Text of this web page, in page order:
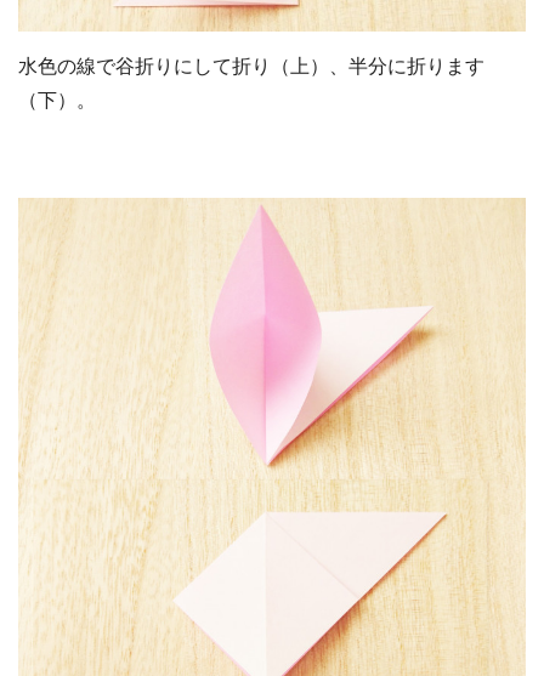
水色の線で谷折りにして折り（上）、半分に折ります
（下）。